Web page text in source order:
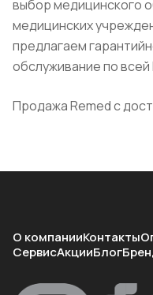
выбор медицинского
медицинских
предлагаем
обслуживание по всей
Продажа Remed с
О компанииКонтакты
СервисАкцииБлог